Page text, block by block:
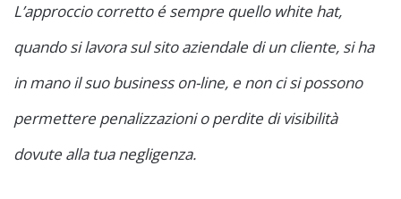
L’approccio corretto é sempre quello white hat,
quando si lavora sul sito aziendale di un cliente, si ha
in mano il suo business on-line, e non ci si possono
permettere penalizzazioni o perdite di visibilità
dovute alla tua negligenza.